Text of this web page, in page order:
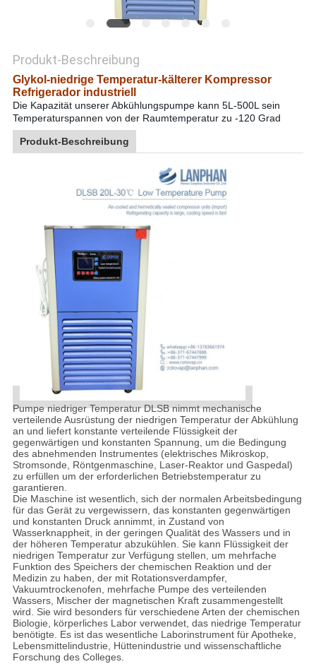
DATENSCHUTZRICHTLINIE
Produkt-Beschreibung
Glykol-niedrige Temperatur-kälterer Kompressor
Refrigerador industriell
Die Kapazität unserer Abkühlungspumpe kann 5L-500L sein
Temperaturspannen von der Raumtemperatur zu -120 Grad
Produkt-Beschreibung
Pumpe niedriger Temperatur DLSB nimmt mechanische
verteilende Ausrüstung der niedrigen Temperatur der Abkühlung
an und liefert konstante verteilende Flüssigkeit der
gegenwärtigen und konstanten Spannung, um die Bedingung
des abnehmenden Instrumentes (elektrisches Mikroskop,
Stromsonde, Röntgenmaschine, Laser-Reaktor und Gaspedal)
zu erfüllen um der erforderlichen Betriebstemperatur zu
garantieren.
Die Maschine ist wesentlich, sich der normalen Arbeitsbedingung
für das Gerät zu vergewissern, das konstanten gegenwärtigen
und konstanten Druck annimmt, in Zustand von
Wasserknappheit, in der geringen Qualität des Wassers und in
der höheren Temperatur abzukühlen. Sie kann Flüssigkeit der
niedrigen Temperatur zur Verfügung stellen, um mehrfache
Funktion des Speichers der chemischen Reaktion und der
Medizin zu haben, der mit Rotationsverdampfer,
Vakuumtrockenofen, mehrfache Pumpe des verteilenden
Wassers, Mischer der magnetischen Kraft zusammengestellt
wird. Sie wird besonders für verschiedene Arten der chemischen
Biologie, körperliches Labor verwendet, das niedrige Temperatur
benötigte. Es ist das wesentliche Laborinstrument für Apotheke,
Lebensmittelindustrie, Hüttenindustrie und wissenschaftliche
Forschung des Colleges.